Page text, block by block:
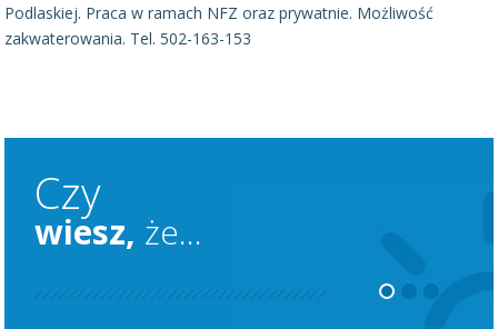
Podlaskiej. Praca w ramach NFZ oraz prywatnie. Możliwość
zakwaterowania. Tel. 502-163-153
Czy
wiesz, że...